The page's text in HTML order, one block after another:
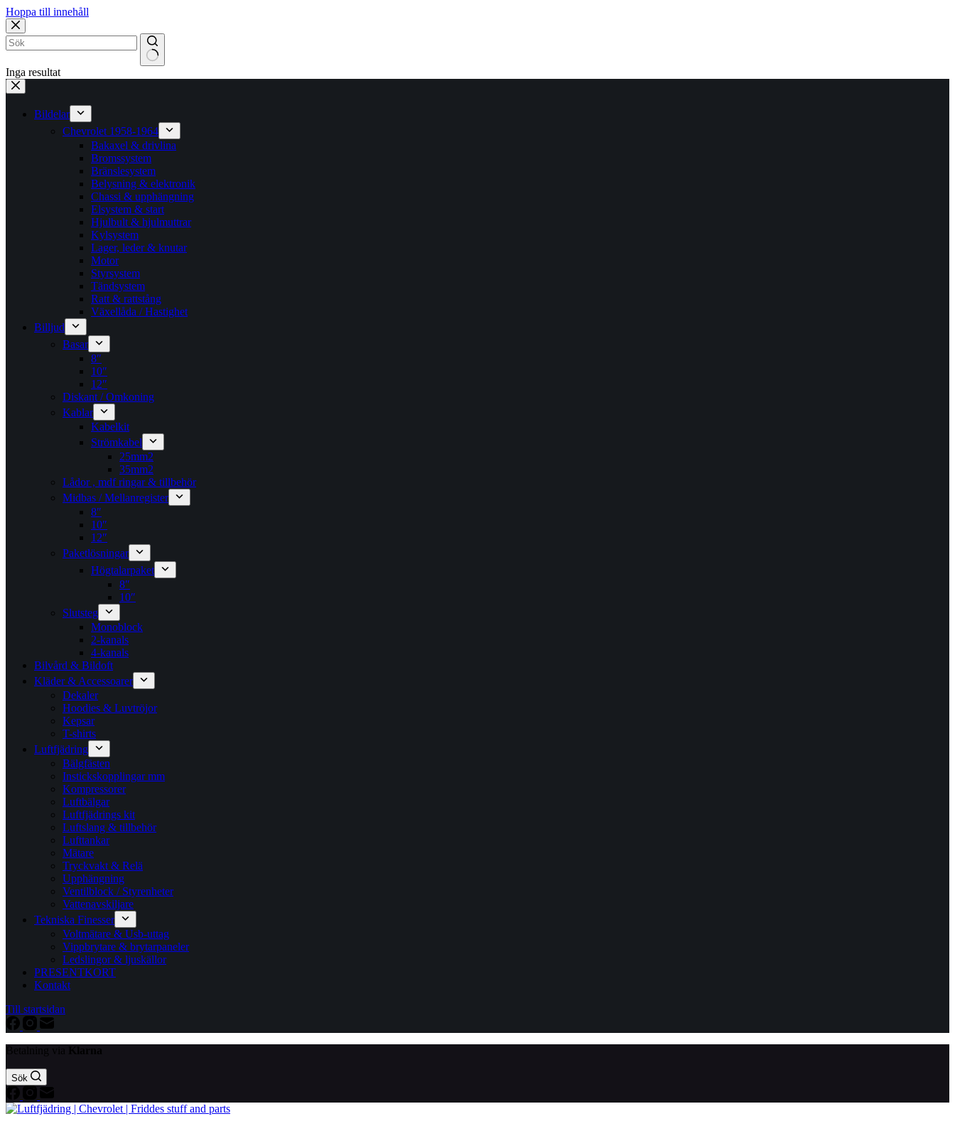
Hoppa till innehåll
Inga resultat
Bildelar
Chevrolet 1958-1964
Bakaxel & drivlina
Bromssystem
Bränslesystem
Belysning & elektronik
Chassi & upphängning
Elsystem & start
Hjulbult & hjulmuttrar
Kylsystem
Lager, leder & knutar
Motor
Styrsystem
Tändsystem
Ratt & rattstång
Växellåda / Hastighet
Billjud
Basar
8″
10″
12″
Diskant / Omkoning​
Kablar
Kabelkit
Strömkabel
25mm2
35mm2
Lådor , mdf ringar & tillbehör
Midbas / Mellanregister
8″
10″
12″
Paketlösningar
Högtalarpaket
8″
10″
Slutsteg
Monoblock
2-kanals
4-kanals
Bilvård & Bildoft
Kläder & Accessoarer
Dekaler
Hoodies & Luvtröjor
Kepsar
T-shirts
Luftfjädring
Bälgfästen
Instickskopplingar mm
Kompressorer
Luftbälgar
Luftfjädrings kit
Luftslang & tillbehör
Lufttankar
Mätare
Tryckvakt & Relä
Upphängning
Ventilblock / Styrenheter
Vattenavskiljare
Tekniska Finesser
Voltmätare & Usb-uttag
Vippbrytare & brytarpaneler
Ledslingor & ljuskällor
PRESENTKORT
Kontakt
Till startsidan
Sök